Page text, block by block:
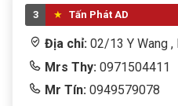
3 Tấn Phát AD
Địa chỉ: 02/13 Y Wang ,
Mrs Thy: 0971504411
Mr Tín: 0949579078